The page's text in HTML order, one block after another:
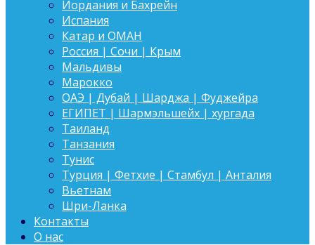
Иордания и Бахрейн
Испания
Катар и ОМАН
Россия | Сочи | Крым
Мальдивы
Марокко
ОАЭ | Дубай | Шарджа | Фуджейра
ЕГИПЕТ | Шармэльшейх | хургада
Таиланд
Танзания
Тунис
Турция | Фетхие | Стамбул | Анталия
Вьетнам
Шри-Ланка
Контакты
О нас